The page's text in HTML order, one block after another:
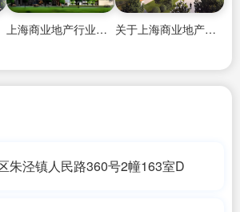
上海商业地产行业领导者 关于上海商业地产信息
朱泾镇人民路360号2幢163室D